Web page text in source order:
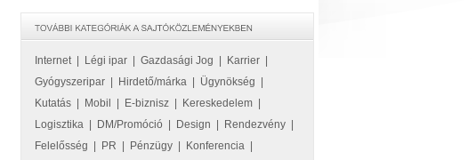
Internet| Légi ipar Gazdasági Jog Karrier
Gyógyszeripar
Hirdető/márka Ügynökség
Kutatás
Mobil E-biznisz Kereskedelem
Logisztika
DM/Promóció Design Rendezvény
Felelősség
PR Pénzügy Konferencia